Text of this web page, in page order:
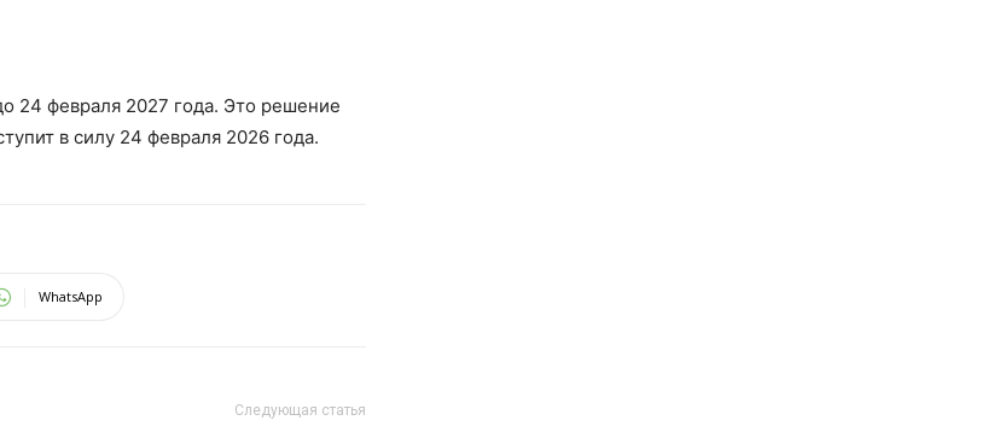
24 февраля 2027 года. Это решение
в силу 24 февраля 2026 года.
WhatsApp
Следующая статья